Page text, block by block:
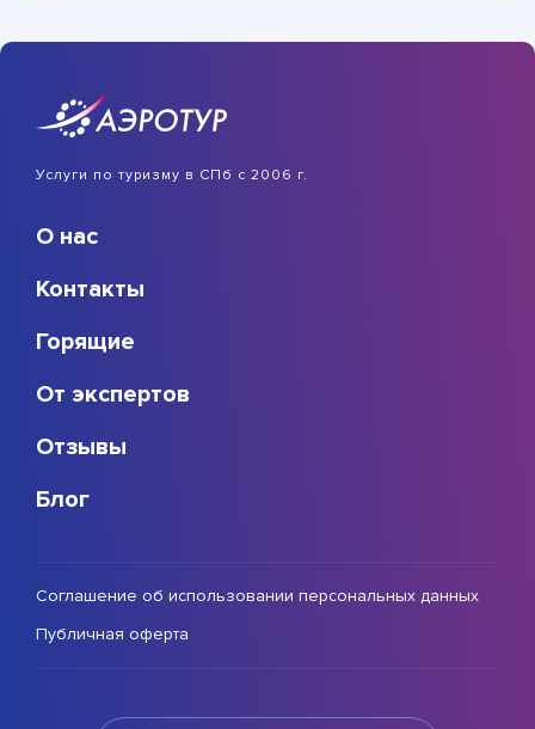
Услуги по туризму в СПб с 2006 г.
О нас
Контакты
Горящие
От экспертов
Отзывы
Блог
Соглашение об использовании персональных данных
Публичная оферта